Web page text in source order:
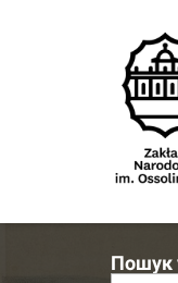
Пошук